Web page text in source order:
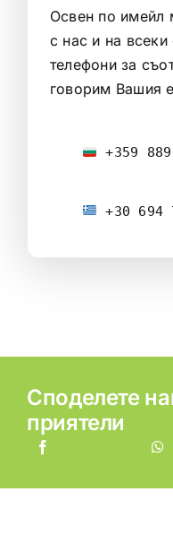
Освен по имейл
с нас и на
телефони за
говорим Вашия
+359
+30 694
Споделете
приятели